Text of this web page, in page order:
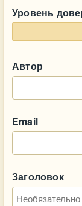
Уровень
Автор
Email
Заголовок